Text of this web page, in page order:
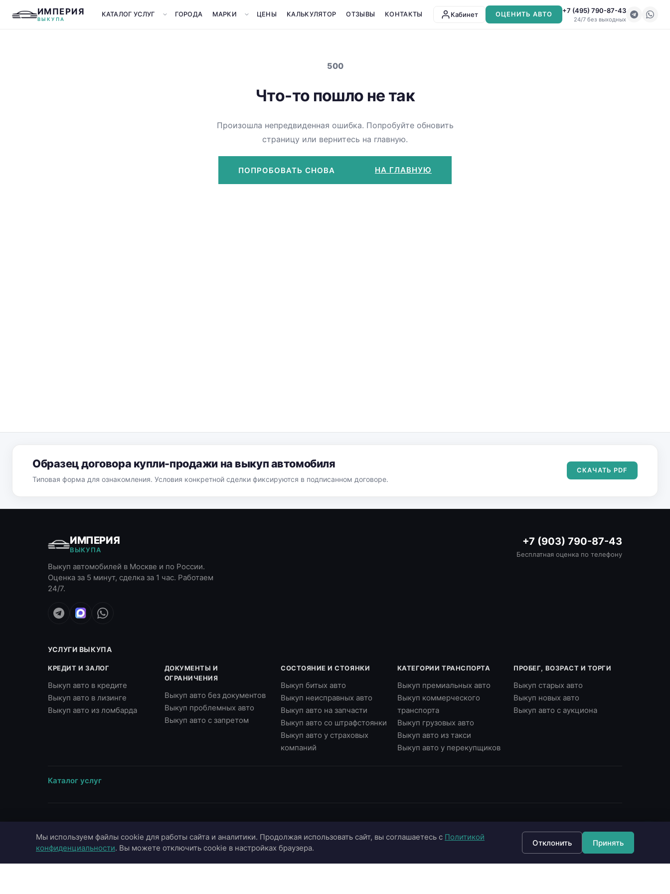
ИМПЕРИЯ
ВЫКУПА
КАТАЛОГ УСЛУГ ГОРОДА МАРКИ ЦЕНЫ КАЛЬКУЛЯТОР ОТЗЫВЫ КОНТАКТЫ Кабинет ОЦЕНИТЬ АВТО +7 (495) 790-87-43
24/7 без выходных
500
Что-то пошло не так
Произошла непредвиденная ошибка. Попробуйте обновить
страницу или вернитесь на главную.
ПОПРОБОВАТЬ СНОВА НА ГЛАВНУЮ
Образец договора купли-продажи на выкуп автомобиля
Типовая форма для ознакомления. Условия конкретной сделки фиксируются в подписанном договоре.
СКАЧАТЬ PDF
ИМПЕРИЯ
ВЫКУПА
Выкуп автомобилей в Москве и по России.
Оценка за 5 минут, сделка за 1 час. Работаем
24/7.
+7 (903) 790-87-43
Бесплатная оценка по телефону
УСЛУГИ ВЫКУПА
КРЕДИТ И ЗАЛОГ
Выкуп авто в кредите
Выкуп авто в лизинге
Выкуп авто из ломбарда
ДОКУМЕНТЫ И
ОГРАНИЧЕНИЯ
Выкуп авто без документов
Выкуп проблемных авто
Выкуп авто с запретом
СОСТОЯНИЕ И СТОЯНКИ
Выкуп битых авто
Выкуп неисправных авто
Выкуп авто на запчасти
Выкуп авто со штрафстоянки
Выкуп авто у страховых
компаний
КАТЕГОРИИ ТРАНСПОРТА
Выкуп премиальных авто
Выкуп коммерческого
транспорта
Выкуп грузовых авто
Выкуп авто из такси
Выкуп авто у перекупщиков
ПРОБЕГ, ВОЗРАСТ И ТОРГИ
Выкуп старых авто
Выкуп новых авто
Выкуп авто с аукциона
Каталог услуг
Москва
Московская область
Toyota
О компании
Портфолио
Страхование ОСАГО
+7 (495) 790-87-43
+7 (903) 790-87-43
Мы используем файлы cookie для работы сайта и аналитики. Продолжая использовать сайт, вы соглашаетесь с Политикой
конфиденциальности. Вы можете отключить cookie в настройках браузера.
Отклонить Принять